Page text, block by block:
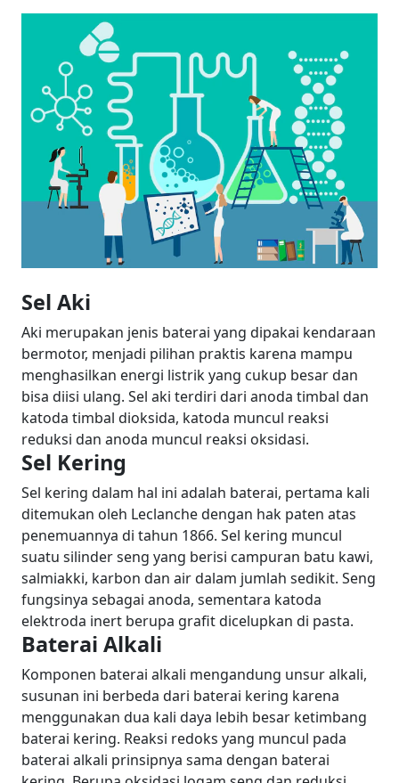
Sel Aki
Aki merupakan jenis baterai yang dipakai kendaraan
bermotor, menjadi pilihan praktis karena mampu
menghasilkan energi listrik yang cukup besar dan
bisa diisi ulang. Sel aki terdiri dari anoda timbal dan
katoda timbal dioksida, katoda muncul reaksi
reduksi dan anoda muncul reaksi oksidasi.
Sel Kering
Sel kering dalam hal ini adalah baterai, pertama kali
ditemukan oleh Leclanche dengan hak paten atas
penemuannya di tahun 1866. Sel kering muncul
suatu silinder seng yang berisi campuran batu kawi,
salmiakki, karbon dan air dalam jumlah sedikit. Seng
fungsinya sebagai anoda, sementara katoda
elektroda inert berupa grafit dicelupkan di pasta.
Baterai Alkali
Komponen baterai alkali mengandung unsur alkali,
susunan ini berbeda dari baterai kering karena
menggunakan dua kali daya lebih besar ketimbang
baterai kering. Reaksi redoks yang muncul pada
baterai alkali prinsipnya sama dengan baterai